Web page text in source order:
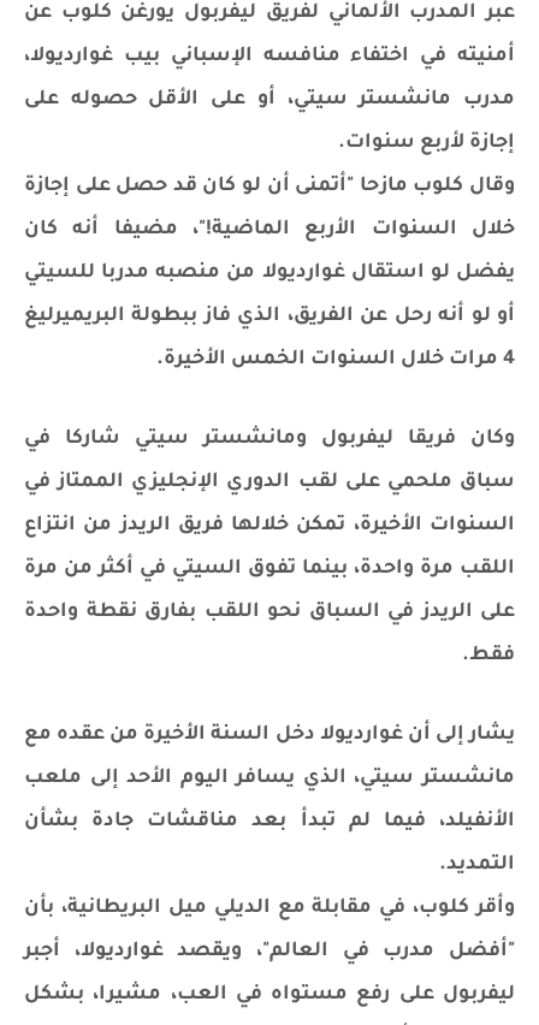
عبر المدرب الألماني لفريق ليفربول يورغن كلوب عن
أمنيته في اختفاء منافسه الإسباني بيب غوارديولا،
مدرب مانشستر سيتي، أو على الأقل حصوله على
إجازة لأربع سنوات.
وقال كلوب مازحا "أتمنى أن لو كان قد حصل على إجازة
خلال السنوات الأربع الماضية!"، مضيفا أنه كان
يفضل لو استقال غوارديولا من منصبه مدربا للسيتي
أو لو أنه رحل عن الفريق، الذي فاز ببطولة البريميرليغ
4 مرات خلال السنوات الخمس الأخيرة.
وكان فريقا ليفربول ومانشستر سيتي شاركا في
سباق ملحمي على لقب الدوري الإنجليزي الممتاز في
السنوات الأخيرة، تمكن خلالها فريق الريدز من انتزاع
اللقب مرة واحدة، بينما تفوق السيتي في أكثر من مرة
على الريدز في السباق نحو اللقب بفارق نقطة واحدة
فقط.
يشار إلى أن غوارديولا دخل السنة الأخيرة من عقده مع
مانشستر سيتي، الذي يسافر اليوم الأحد إلى ملعب
الأنفيلد، فيما لم تبدأ بعد مناقشات جادة بشأن
التمديد.
وأقر كلوب، في مقابلة مع الديلي ميل البريطانية، بأن
"أفضل مدرب في العالم"، ويقصد غوارديولا، أجبر
ليفربول على رفع مستواه في العب، مشيرا، بشكل